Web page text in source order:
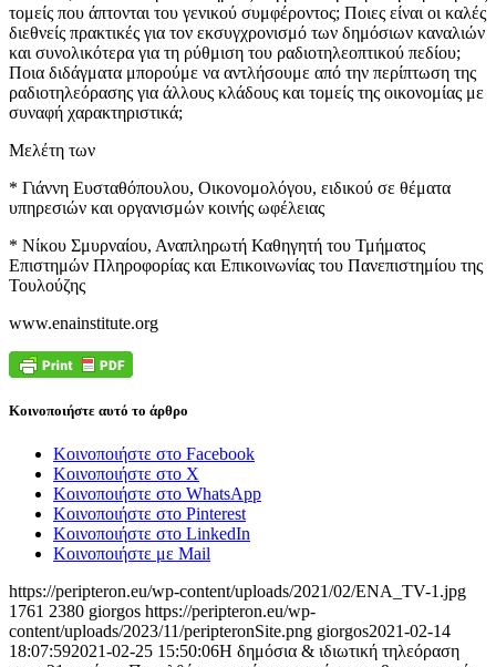
τομείς που άπτονται του γενικού συμφέροντος; Ποιες είναι οι καλές
διεθνείς πρακτικές για τον εκσυγχρονισμό των δημόσιων καναλιών
και συνολικότερα για τη ρύθμιση του ραδιοτηλεοπτικού πεδίου;
Ποια διδάγματα μπορούμε να αντλήσουμε από την περίπτωση της
ραδιοτηλεόρασης για άλλους κλάδους και τομείς της οικονομίας με
συναφή χαρακτηριστικά;
Μελέτη των
* Γιάννη Ευσταθόπουλου, Οικονομολόγου, ειδικού σε θέματα
υπηρεσιών και οργανισμών κοινής ωφέλειας
* Νίκου Σμυρναίου, Αναπληρωτή Καθηγητή του Τμήματος
Επιστημών Πληροφορίας και Επικοινωνίας του Πανεπιστημίου της
Τουλούζης
www.enainstitute.org
Κοινοποιήστε αυτό το άρθρο
Κοινοποιήστε στο Facebook
Κοινοποιήστε στο X
Κοινοποιήστε στο WhatsApp
Κοινοποιήστε στο Pinterest
Κοινοποιήστε στο LinkedIn
Κοινοποιήστε με Mail
https://peripteron.eu/wp-content/uploads/2021/02/ENA_TV-1.jpg
1761 2380 giorgos https://peripteron.eu/wp-
content/uploads/2023/11/peripteronSite.png giorgos2021-02-14
18:07:592021-02-25 15:50:06Η δημόσια & ιδιωτική τηλεόραση